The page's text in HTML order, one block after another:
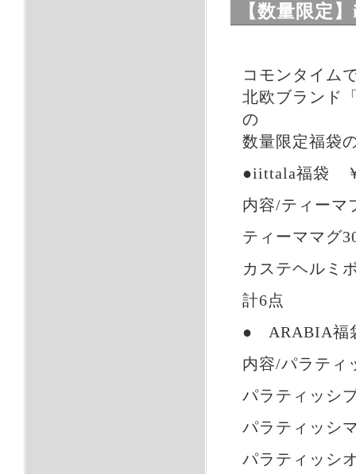
【数量限定
コモンタイム
北欧ブランド
の
数量限定福袋
●iittala福袋
内容/ティーマ
ティーママグ
カステヘルミ
計6点
● ARABIA福
内容/パラティ
パラティッシ
パラティッシ
パラティッシ